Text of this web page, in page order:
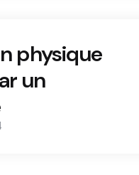
physique
un